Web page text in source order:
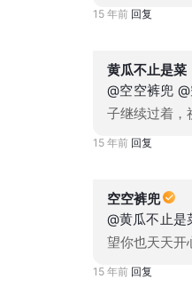
15 年前 回复
黄瓜不止是菜
@空空裤兜
子继续过着，
15 年前 回复
空空裤兜
@黄瓜不止是
望你也天天开
15 年前 回复